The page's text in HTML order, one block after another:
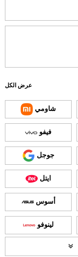
عرض الكل
شاومي
فيفو
جوجل
ايتل
أسوس
لينوفو